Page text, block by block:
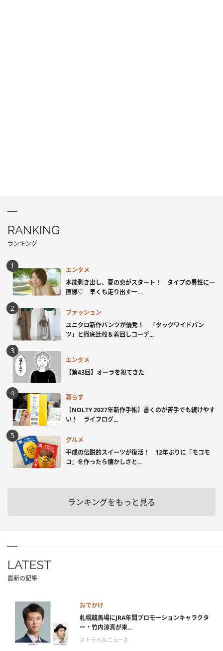
RANKING
ランキング
エンタメ
本能剥き出し、夏の恋がスタート！ タイプの異性に一
直線♡ 早くも走り出す一...
ファッション
ユニクロ新作パンツが優秀！ 「タックワイドパン
ツ」と徹底比較＆着回しコーデ...
エンタメ
【第43回】オーラを視てきた
暮らす
【NOLTY 2027年新作手帳】書くのが苦手でも続けやす
い！ ライフログ...
グルメ
平成の伝説的スイーツが復活！ 12年ぶりに『モコモ
コ』を作ったら懐かしさと...
ランキングをもっと見る
LATEST
最新の記事
おでかけ
札幌競馬場にJRA年間プロモーションキャラクタ
ー・竹内涼真が来...
＃トラベルニュース